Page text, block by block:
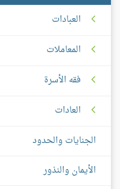
العبادات
المعاملات
فقه الأسرة
العادات
الجنايات والحدود
الأيمان والنذور